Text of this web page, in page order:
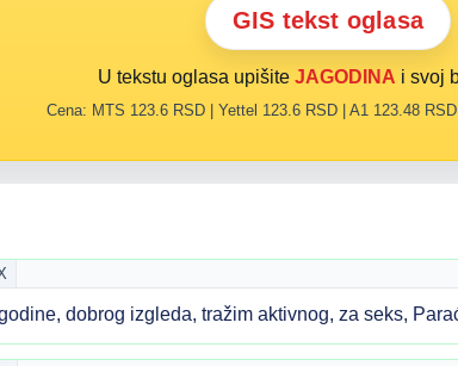
GIS tekst oglasa
U tekstu oglasa upišite JAGODINA i svoj
Cena: MTS 123.6 RSD | Yettel 123.6 RSD | A1 123.48
dobrog izgleda, tražim aktivnog, za seks,